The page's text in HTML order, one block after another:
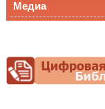
Снижение
нагрузки
Медиа